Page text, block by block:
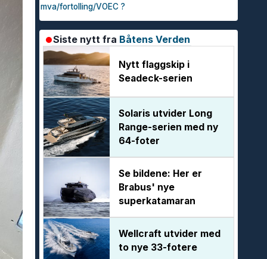
mva/fortolling/VOEC ?
Siste nytt fra Båtens Verden
Nytt flaggskip i
Seadeck-serien
Solaris utvider Long
Range-serien med ny
64-foter
Se bildene: Her er
Brabus' nye
superkatamaran
Wellcraft utvider med
to nye 33-fotere